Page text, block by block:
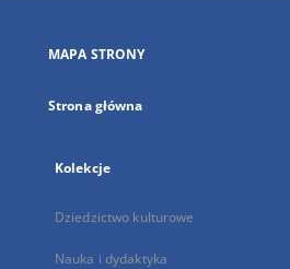
karcie
MAPA STRONY
Strona główna
Kolekcje
Dziedzictwo kulturowe
Nauka i dydaktyka